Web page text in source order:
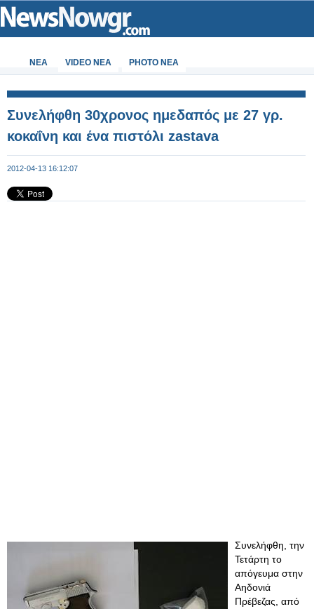
ΝΕΑ VIDEO NEA PHOTO NEA
Συνελήφθη 30χρονος ημεδαπός με 27 γρ.
κοκαΐνη και ένα πιστόλι zastava
2012-04-13 16:12:07
Συνελήφθη, την
Τετάρτη το
απόγευμα στην
Αηδονιά
Πρέβεζας, από